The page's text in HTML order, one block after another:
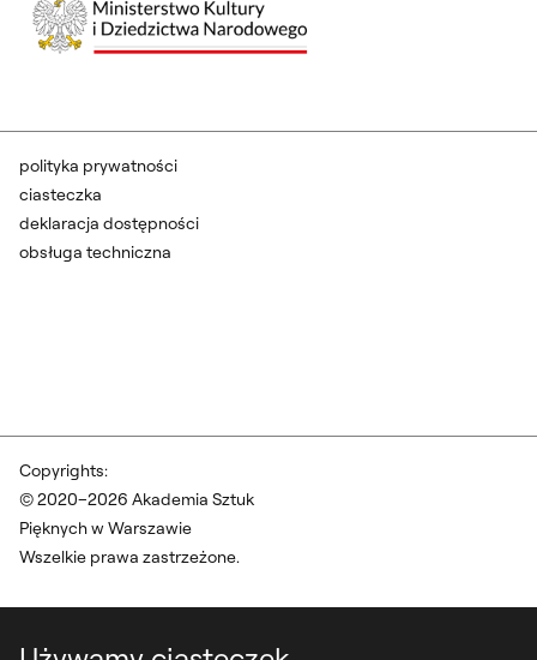
Copyrights:
© 2020–2026 Akademia Sztuk
Pięknych w Warszawie
Wszelkie prawa zastrzeżone.
polityka prywatności
ciasteczka
deklaracja dostępności
obsługa techniczna